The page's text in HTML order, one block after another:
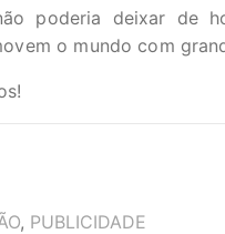
poderia deixar de
o mundo com
, PUBLICIDADE